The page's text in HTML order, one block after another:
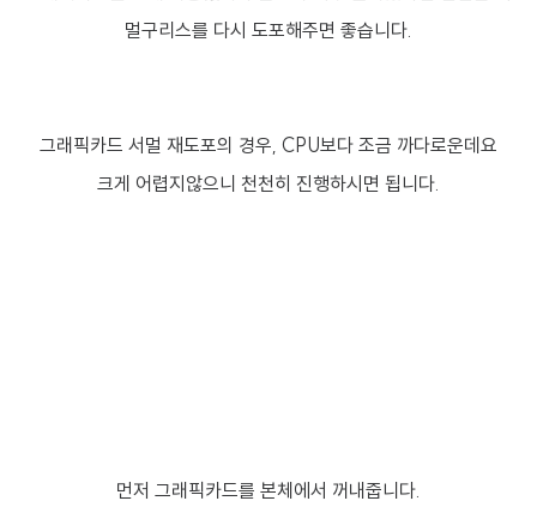
멀구리스를 다시 도포해주면 좋습니다.
그래픽카드 서멀 재도포의 경우, CPU보다 조금 까다로운데요
크게 어렵지않으니 천천히 진행하시면 됩니다.
먼저 그래픽카드를 본체에서 꺼내줍니다.